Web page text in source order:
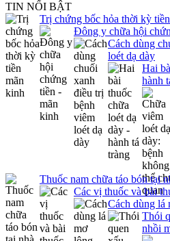
TIN NỔI BẬT
Trị chứng bốc hỏa thời kỳ
Đông y chữa hội
Cách dùng
loét dạ dày
Hai
hành
Thuốc nam chữa táo bón tại
Các vị thuốc và bài
Cách dùng lá
Thói
nhồi